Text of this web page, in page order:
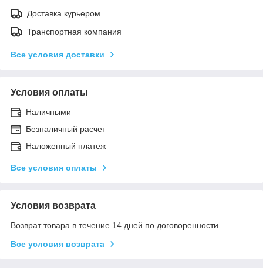
Доставка курьером
Транспортная компания
Все условия доставки
Условия оплаты
Наличными
Безналичный расчет
Наложенный платеж
Все условия оплаты
Условия возврата
Возврат товара в течение 14 дней по договоренности
Все условия возврата